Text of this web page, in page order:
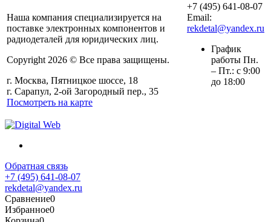
Наша компания специализируется на
поставке электронных компонентов и
радиодеталей для юридических лиц.
Copyright 2026 © Все права защищены.
г. Москва, Пятницкое шоссе, 18
г. Сарапул, 2-ой Загородный пер., 35
Посмотреть на карте
+7 (495) 641-08-07
Email:
rekdetal@yandex.ru
График
работы Пн.
– Пт.: с 9:00
до 18:00
Обратная связь
+7 (495) 641-08-07
rekdetal@yandex.ru
Сравнение0
Избранное0